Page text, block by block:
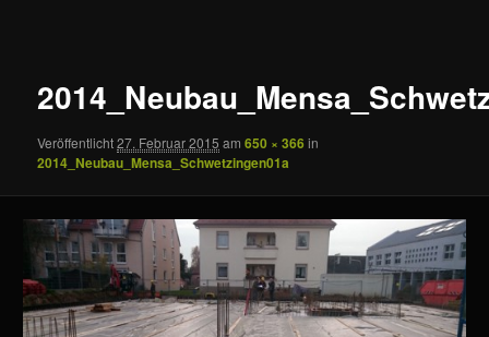
Veröffentlicht27. Februar 2015 am650 × 366 in
2014_Neubau_Mensa_Schwetzingen01a